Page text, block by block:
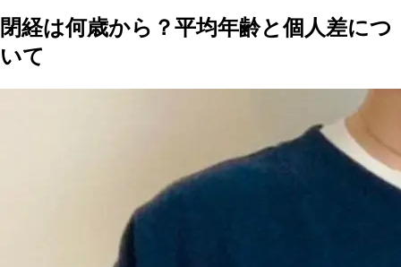
閉経は何歳から？平均年齢と個人差につ
いて